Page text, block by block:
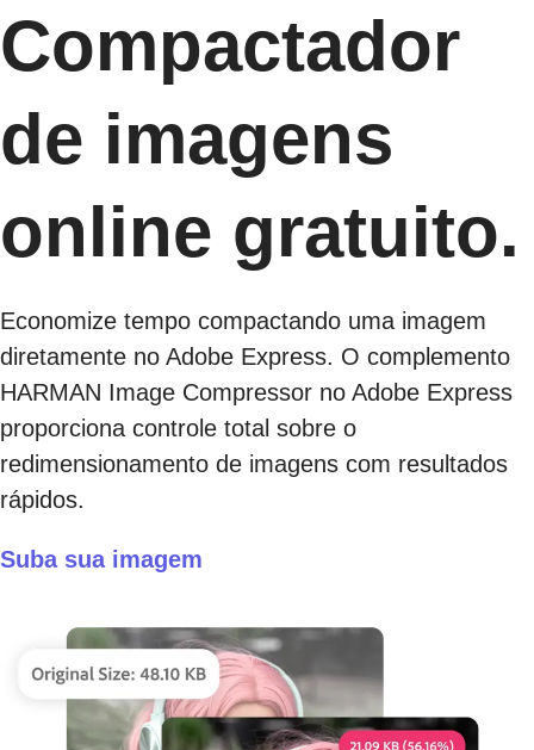
Compactador
de imagens
online gratuito.
Economize tempo compactando uma imagem
diretamente no Adobe Express. O complemento
HARMAN Image Compressor no Adobe Express
proporciona controle total sobre o
redimensionamento de imagens com resultados
rápidos.
Suba sua imagem